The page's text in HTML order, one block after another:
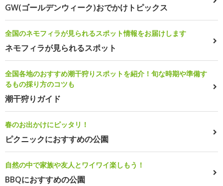
GW(ゴールデンウィーク)おでかけトピックス
全国のネモフィラが見られるスポット情報をお届けします
ネモフィラが見られるスポット
全国各地のおすすめ潮干狩りスポットを紹介！旬な時期や準備す
るもの採り方のコツも
潮干狩りガイド
春のお出かけにピッタリ！
ピクニックにおすすめの公園
自然の中で家族や友人とワイワイ楽しもう！
BBQにおすすめの公園